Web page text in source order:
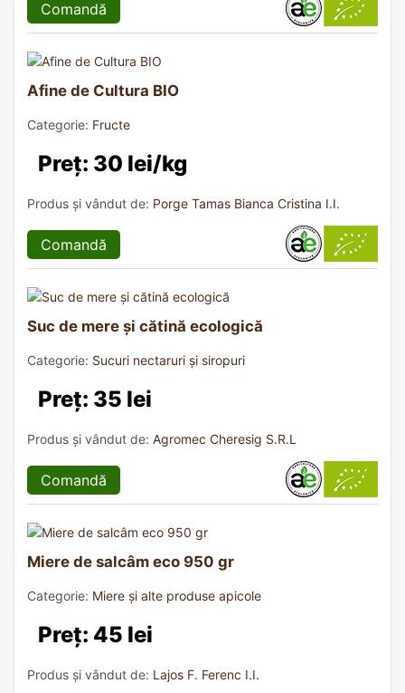
Comandă
Afine de Cultura BIO
Categorie: Fructe
Preț: 30 lei/kg
Produs și vândut de: Porge Tamas Bianca Cristina I.I.
Comandă
Suc de mere și cătină ecologică
Categorie: Sucuri nectaruri și siropuri
Preț: 35 lei
Produs și vândut de: Agromec Cheresig S.R.L
Comandă
Miere de salcâm eco 950 gr
Categorie: Miere și alte produse apicole
Preț: 45 lei
Produs și vândut de: Lajos F. Ferenc I.I.